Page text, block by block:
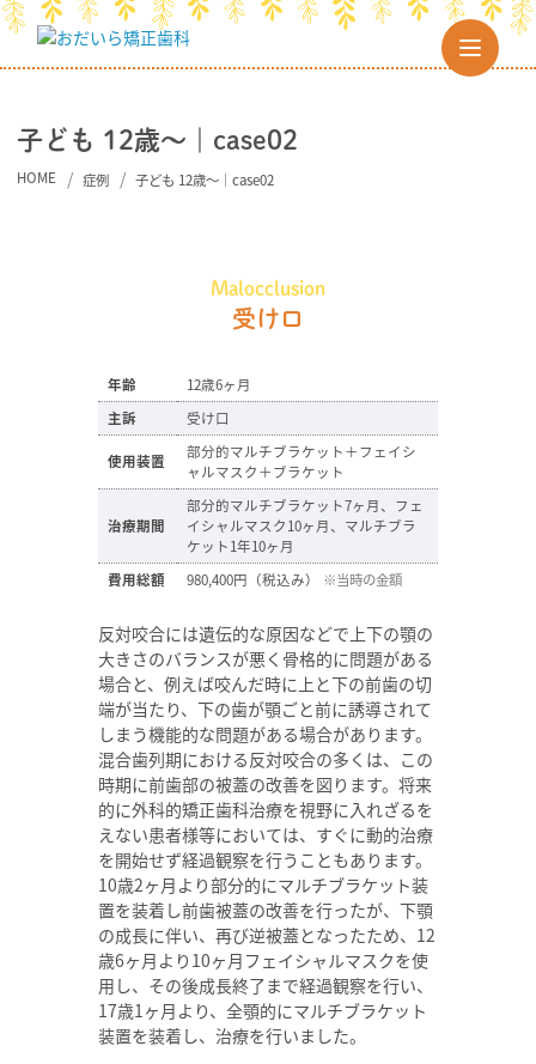
子ども 12歳～｜case02
HOME 症例 子ども 12歳～｜case02
Malocclusion
受け口
年齢
12歳6ヶ月
主訴
受け口
使用装置
部分的マルチブラケット＋フェイシ
ャルマスク＋ブラケット
治療期間
部分的マルチブラケット7ヶ月、フェ
イシャルマスク10ヶ月、マルチブラ
ケット1年10ヶ月
費用総額
980,400円（税込み） ※当時の金額
反対咬合には遺伝的な原因などで上下の顎の
大きさのバランスが悪く骨格的に問題がある
場合と、例えば咬んだ時に上と下の前歯の切
端が当たり、下の歯が顎ごと前に誘導されて
しまう機能的な問題がある場合があります。
混合歯列期における反対咬合の多くは、この
時期に前歯部の被蓋の改善を図ります。将来
的に外科的矯正歯科治療を視野に入れざるを
えない患者様等においては、すぐに動的治療
を開始せず経過観察を行うこともあります。
10歳2ヶ月より部分的にマルチブラケット装
置を装着し前歯被蓋の改善を行ったが、下顎
の成長に伴い、再び逆被蓋となったため、12
歳6ヶ月より10ヶ月フェイシャルマスクを使
用し、その後成長終了まで経過観察を行い、
17歳1ヶ月より、全顎的にマルチブラケット
装置を装着し、治療を行いました。